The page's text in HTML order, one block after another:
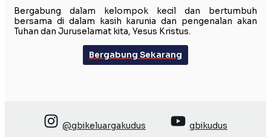
Bergabung dalam kelompok kecil dan bertumbuh
bersama di dalam kasih karunia dan pengenalan akan
Tuhan dan Juruselamat kita, Yesus Kristus.
Bergabung Sekarang
@gbikeluargakudus gbikudus